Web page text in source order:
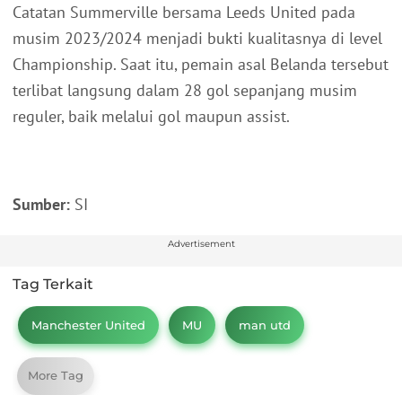
Catatan Summerville bersama Leeds United pada
musim 2023/2024 menjadi bukti kualitasnya di level
Championship. Saat itu, pemain asal Belanda tersebut
terlibat langsung dalam 28 gol sepanjang musim
reguler, baik melalui gol maupun assist.
Sumber: SI
Advertisement
Tag Terkait
Manchester United MU man utd
More Tag